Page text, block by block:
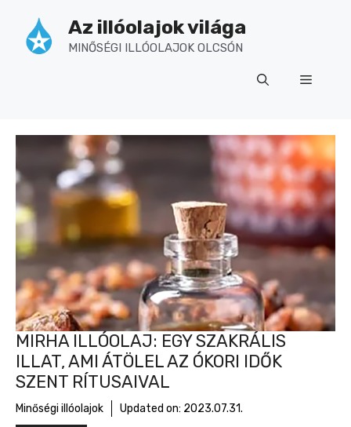
tartalomba
Az illóolajok világa
MINŐSÉGI ILLÓOLAJOK OLCSÓN
Menü
MIRHA ILLÓOLAJ: EGY SZAKRÁLIS
ILLAT, AMI ÁTÖLEL AZ ÓKORI IDŐK
SZENT RÍTUSAIVAL
Minőségi illóolajok Updated on: 2023.07.31.